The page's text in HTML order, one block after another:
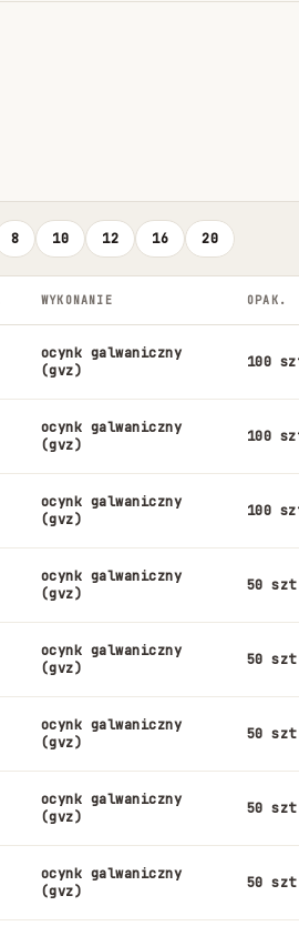
8 10 12 16 20
WYKONANIE OPAK.
ocynk galwaniczny
(gvz)
100
ocynk galwaniczny
(gvz)
100
ocynk galwaniczny
(gvz)
100
ocynk galwaniczny
(gvz)
50 szt
ocynk galwaniczny
(gvz)
50 szt
ocynk galwaniczny
(gvz)
50 szt
ocynk galwaniczny
(gvz)
50 szt
ocynk galwaniczny
(gvz)
50 szt